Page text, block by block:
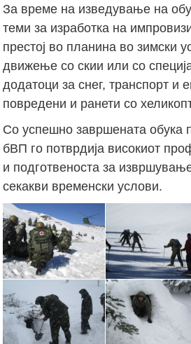
За време на изведување на
теми за изработка на
престој во планина во зимски
движење со скии или со
додатоци за снег, транспорт и
повредени и ранети со
Со успешно завршената обука
бВП го потврдија високиот
и подготвеноста за
секакви временски услови.